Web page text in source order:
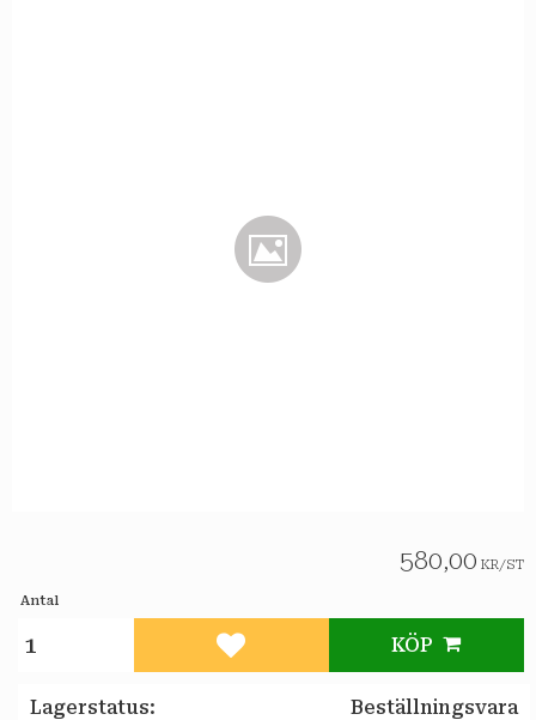
580,00 KR/ST
Antal
KÖP
Lägg till i favoriter
Lagerstatus Beställningsvara